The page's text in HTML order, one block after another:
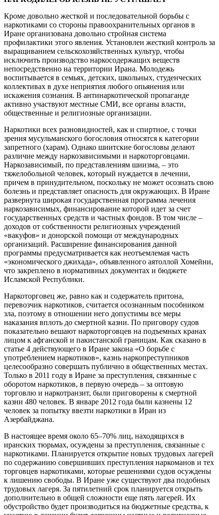
Кроме довольно жесткой и последовательной борьбы с
наркотиками со стороны правоохранительных органов в
Иране организована довольно стройная система
профилактики этого явления. Установлен жесткий контроль за
выращиванием сельскохозяйственных культур, чтобы
исключить производство наркосодержащих веществ
непосредственно на территории Ирана. Молодежь
воспитывается в семьях, детских, школьных, студенческих
коллективах в духе неприятия любого опьянения или
искажения сознания. В антинаркотической пропаганде
активно участвуют местные СМИ, все органы власти,
общественные и религиозные организации.
Наркотики всех разновидностей, как и спиртное, с точки
зрения мусульманского богословия относятся к категории
запретного (харам). Однако шиитские богословы делают
различие между наркозависимыми и наркоторговцами.
Наркозависимый, по представлениям шиизма, – это
тяжелобольной человек, который нуждается в лечении,
причем в принудительном, поскольку не может осознать свою
болезнь и представляет опасность для окружающих. В Иране
развернута широкая государственная программа лечения
наркозависимых, финансирование которой идет за счет
государственных средств и частных фондов. В том числе –
доходов от собственности религиозных учреждений
«вакуфов» и донорской помощи от международных
организаций. Расширение финансирования данной
программы предусматривается как неотъемлемая часть
«экономического джихада», объявленного аятоллой Хомейни,
что закреплено в нормативных документах и бюджете
Исламской Республики.
Наркоторговец же, равно как и содержатель притона,
перевозчик наркотиков, считается осознанным пособником
зла, поэтому в отношении него допустимы все меры
наказания вплоть до смертной казни. По приговору судов
показательно вешают наркоторговцев на подъемных кранах
лицом к афганской и пакистанской границам. Как сказано в
статье 4 действующего в Иране закона «О борьбе с
употреблением наркотиков», казнь наркопреступников
целесообразно совершать публично в общественных местах.
Только в 2011 году в Иране за преступления, связанные с
оборотом наркотиков, в первую очередь – за оптовую
торговлю и наркотранзит, были приговорены к смертной
казни 480 человек. В январе 2012 года были казнены 12
человек за попытку ввезти наркотики в Иран из
Азербайджана.
В настоящее время около 65–70% лиц, находящихся в
иранских тюрьмах, осуждены за преступления, связанные с
наркотиками. Планируется открытие новых трудовых лагерей
по содержанию совершивших преступления наркоманов и тех
торговцев наркотиками, которые решениями судов осуждены
к лишению свободы. В Иране уже существуют два подобных
трудовых лагеря. За пятилетний срок планируется открыть
дополнительно в общей сложности еще пять лагерей. Их
обустройство будет производиться на бюджетные средства, к